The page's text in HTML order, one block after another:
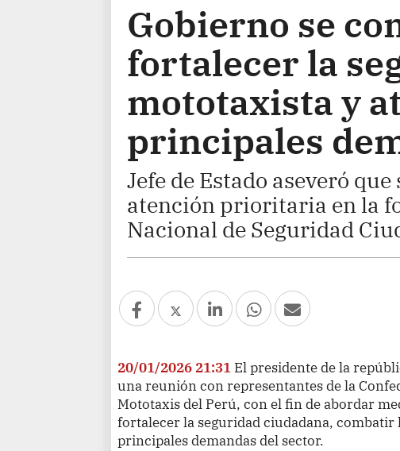
Gobierno se
fortalecer la
mototaxista y
principales
Jefe de Estado aseveró
atención prioritaria en la
Nacional de Seguridad
20/01/2026 21:31 El presidente de la
una reunión con representantes de la
Mototaxis del Perú, con el fin de abordar
fortalecer la seguridad ciudadana, combatir
principales demandas del sector.